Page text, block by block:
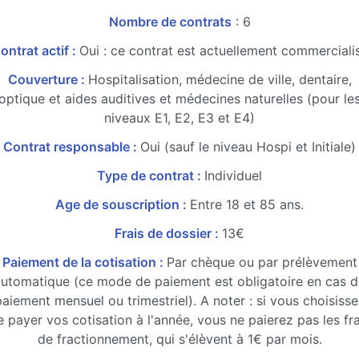
Nombre de contrats : 6
actif : Oui : ce contrat est actuellement
Couverture : Hospitalisation, médecine de ville, dentaire,
et aides auditives et médecines naturelles (pour
niveaux E1, E2, E3 et E4)
Contrat responsable : Oui (sauf le niveau Hospi et Initiale)
Type de contrat : Individuel
Age de souscription : Entre 18 et 85 ans.
Frais de dossier : 13€
Paiement de la cotisation : Par chèque ou par prélèvement
(ce mode de paiement est obligatoire en cas
mensuel ou trimestriel). A noter : si vous
payer vos cotisation à l'année, vous ne paierez pas les
de fractionnement, qui s'élèvent à 1€ par mois.